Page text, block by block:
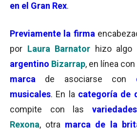
en el Gran Rex.
Previamente la firma
por Laura Barnator hizo algo
argentino Bizarrap, en línea con
marca de asociarse con
musicales. En la categoría de
compite con las
Rexona, otra marca de la